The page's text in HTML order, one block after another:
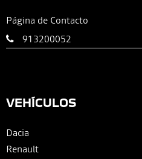
Página de Contacto
913200052
VEHÍCULOS
Dacia
Renault